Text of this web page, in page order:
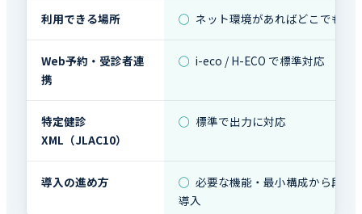
利用できる場所 ◯ ネット環境があればどこでも
Web予約・受診者連
携
◯ i-eco / H-ECO で標準対応
特定健診
XML（JLAC10）
◯ 標準で出力に対応
導入の進め方 ◯ 必要な機能・最小構成から段階
導入